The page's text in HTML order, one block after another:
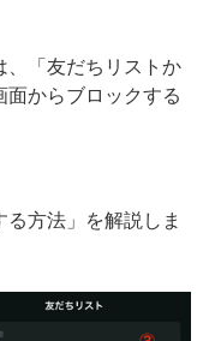
、「友だちリストか
面からブロックする
方法」を解説しま